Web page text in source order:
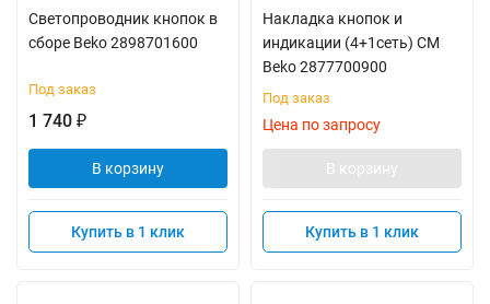
Светопроводник кнопок в
сборе Beko 2898701600
Под заказ
1 740 ₽
В корзину
Купить в 1 клик
Накладка кнопок и
индикации (4+1сеть) СМ
Beko 2877700900
Под заказ
Цена по запросу
В корзину
Купить в 1 клик